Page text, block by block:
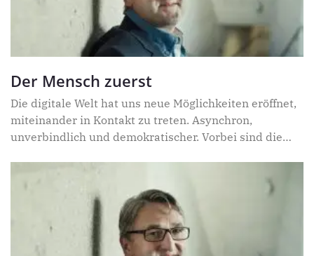
Der Mensch zuerst
Die digitale Welt hat uns neue Möglichkeiten eröffnet,
miteinander in Kontakt zu treten. Asynchron,
unverbindlich und demokratischer. Vorbei sind die